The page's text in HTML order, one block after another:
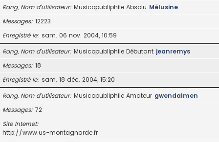
Rang, Nom d’utilisateur Musicopubliphile Absolu Mélusine
Messages 12223
Enregistré le sam. 06 nov. 2004, 10:59
Rang, Nom d’utilisateur Musicopubliphile Débutant jeanremys
Messages 18
Enregistré le sam. 18 déc. 2004, 15:20
Rang, Nom d’utilisateur Musicopubliphile Amateur gwendalmen
Messages 72
Site Internet
http://www.us-montagnarde.fr